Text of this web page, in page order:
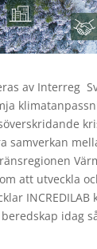
av Interreg
samverkan
att utveckla
idag